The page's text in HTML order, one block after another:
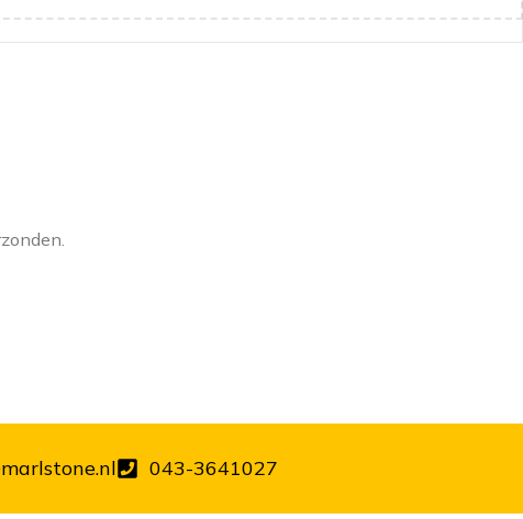
043-3641027